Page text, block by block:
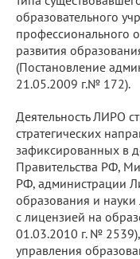
образовательного
профессионального
развития
(Постановление
21.05.2009 г.№ 172).
Деятельность ЛИРО
стратегических
зафиксированных в
Правительства РФ,
РФ, администрации
образования и науки
с лицензией на
01.03.2010 г. №
управления